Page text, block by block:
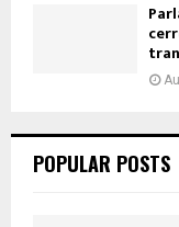
POPULAR POSTS